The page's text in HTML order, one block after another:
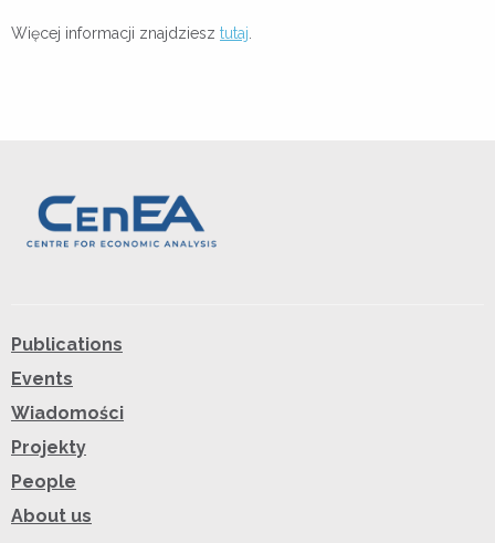
Więcej informacji znajdziesz tutaj
Publications
Events
Wiadomości
Projekty
People
About us